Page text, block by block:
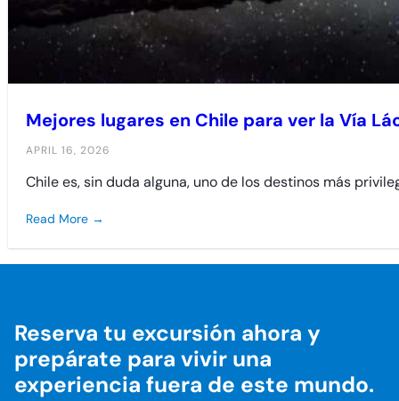
Mejores lugares en Chile para ver la Vía
APRIL 16, 2026
Chile es, sin duda alguna, uno de los destinos más
Read More →
Reserva tu excursión ahora y
prepárate para vivir una
experiencia fuera de este mundo.